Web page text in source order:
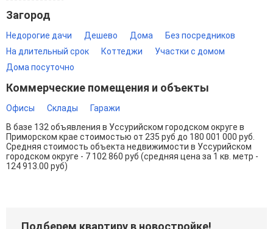
Загород
Недорогие дачи Дешево Дома
Без посредников
На длительный срок
Коттеджи
Участки с домом
Дома посуточно
Коммерческие помещения и объекты
Офисы Склады
Гаражи
В базе 132 объявления в Уссурийском городском округе в
Приморском крае стоимостью от 235 руб до 180 001 000 руб.
Средняя стоимость объекта недвижимости в Уссурийском
городском округе - 7 102 860 руб (средняя цена за 1 кв. метр -
124 913.00 руб)
Подберем квартиру в новостройке!